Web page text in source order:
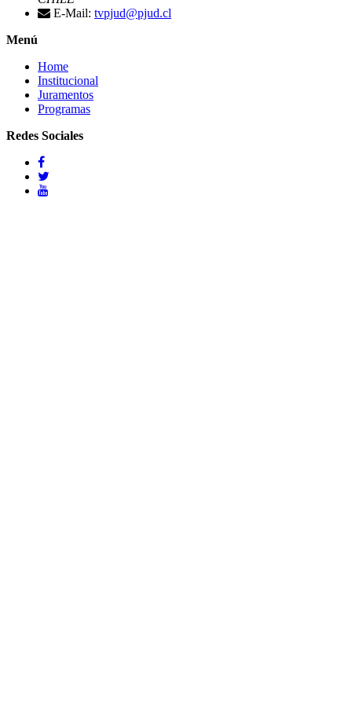
E-Mail: tvpjud@pjud.cl
Menú
Home
Institucional
Juramentos
Programas
Redes Sociales